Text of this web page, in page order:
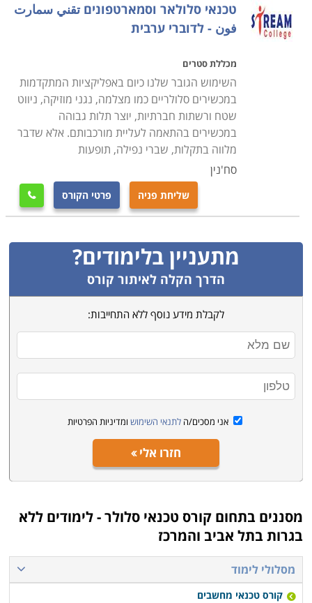
טכנאי סלולאר וסמארטפונים تقني سمارت
فون - לדוברי ערבית
מכללת סטרים
השימוש הגובר שלנו כיום באפליקציות המתקדמות
במכשירים סלולריים כמו מצלמה, נגני מוזיקה, ניווט
שטח ורשתות חברתיות, יוצר תלות גבוהה
במכשירים בהתאמה לעליית מורכבותם. אלא שדבר
מלווה בתקלות, שברי נפילה, תופעות
סח'נין
שליחת פניה פרטי הקורס 
מתעניין בלימודים?
הדרך הקלה לאיתור קורס
לקבלת מידע נוסף ללא התחייבות:
אני מסכים/ה לתנאי השימוש ומדיניות הפרטיות
חזרו אלי
מסננים בתחום קורס טכנאי סלולר - לימודים ללא
בגרות בתל אביב והמרכז
מסלולי לימוד
קורס טכנאי מחשבים